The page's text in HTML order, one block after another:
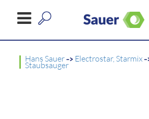
Hans Sauer-> Electrostar, Starmix-
Staubsauger